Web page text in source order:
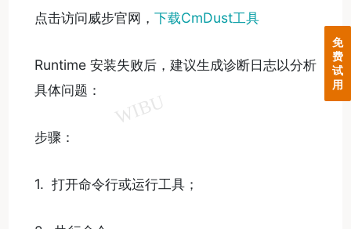
点击访问威步官网， 下载CmDust工具
Runtime 安装失败后，建议生成诊断日志以分析
具体问题：
步骤：
1. 打开命令行或运行工具；
免
费
试
用